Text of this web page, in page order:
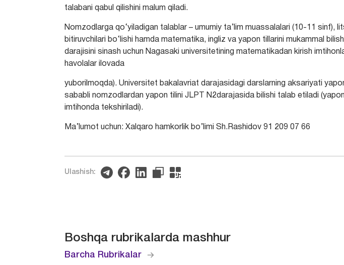
talabani qabul qilishini malum qiladi.
Nomzodlarga qo‘yiladigan talablar – umumiy ta’lim muassalalari (10-11 sinf),
bitiruvchilari bo‘lishi hamda matematika, ingliz va yapon tillarini mukammal
darajisini sinash uchun Nagasaki universitetining matematikadan kirish
havolalar ilovada
yuborilmoqda). Universitet bakalavriat darajasidagi darslarning aksariyati
sababli nomzodlardan yapon tilini JLPT N2darajasida bilishi talab etiladi
imtihonda tekshiriladi).
Ma’lumot uchun: Xalqaro hamkorlik bo’limi Sh.Rashidov 91 209 07 66
Ulashish:
Boshqa rubrikalarda mashhur
Barcha Rubrikalar